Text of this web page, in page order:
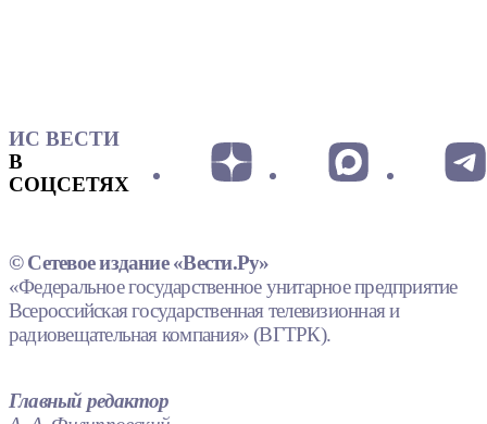
ИС ВЕСТИ
В
СОЦСЕТЯХ
© Сетевое издание «Вести.Ру»
«Федеральное государственное унитарное предприятие
Всероссийская государственная телевизионная и
радиовещательная компания» (ВГТРК).
Главный редактор